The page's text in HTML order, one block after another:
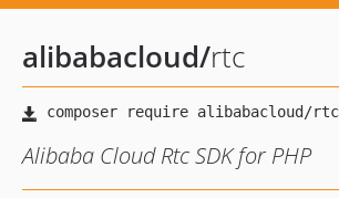
alibabacloud/rtc
Alibaba Cloud Rtc SDK for PHP